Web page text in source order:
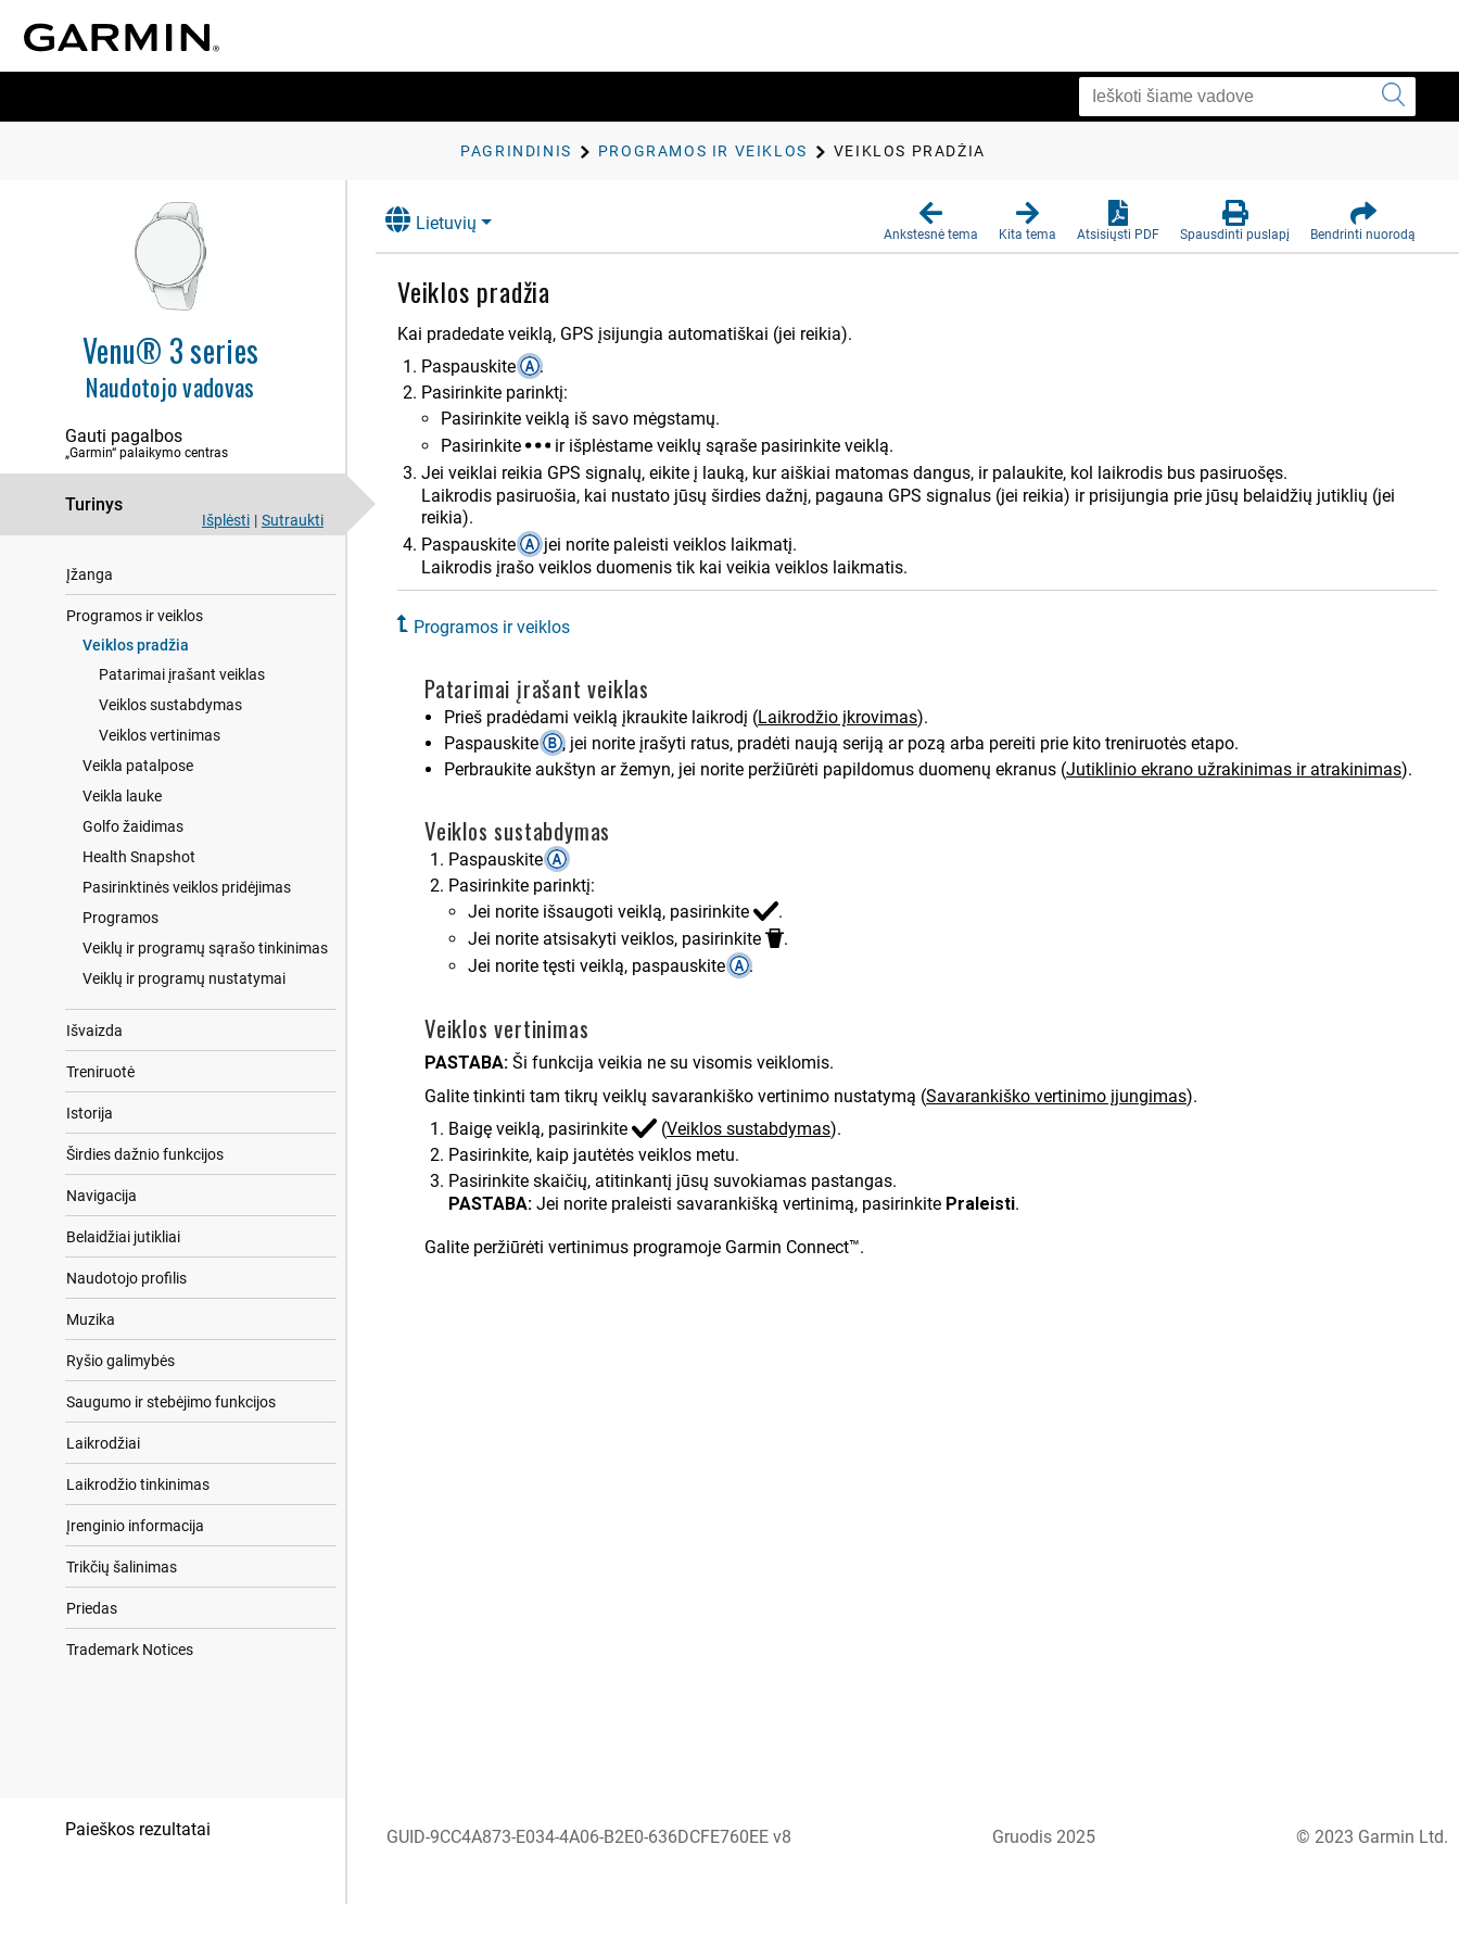
PAGRINDINIS PROGRAMOS IR VEIKLOS VEIKLOS PRADŽIA
Venu® 3 series
Naudotojo vadovas
Gauti pagalbos
„Garmin“ palaikymo centras
Turinys
Išplėsti | Sutraukti
Įžanga
Programos ir veiklos
Veiklos pradžia
Patarimai įrašant veiklas
Veiklos sustabdymas
Veiklos vertinimas
Veikla patalpose
Veikla lauke
Golfo žaidimas
Health Snapshot
Pasirinktinės veiklos pridėjimas
Programos
Veiklų ir programų sąrašo tinkinimas
Veiklų ir programų nustatymai
Išvaizda
Treniruotė
Istorija
Širdies dažnio funkcijos
Navigacija
Belaidžiai jutikliai
Naudotojo profilis
Muzika
Ryšio galimybės
Saugumo ir stebėjimo funkcijos
Laikrodžiai
Laikrodžio tinkinimas
Įrenginio informacija
Trikčių šalinimas
Priedas
Trademark Notices
Paieškos rezultatai
Lietuvių
Ankstesnė tema Kita tema Atsisiųsti PDF Spausdinti puslapį Bendrinti nuorodą
Veiklos pradžia
Kai pradedate veiklą, GPS įsijungia automatiškai (jei reikia).
Paspauskite
.
Pasirinkite parinktį:
Pasirinkite veiklą iš savo mėgstamų.
Pasirinkite
ir išplėstame veiklų sąraše pasirinkite veiklą.
Jei veiklai reikia GPS signalų, eikite į lauką, kur aiškiai matomas dangus, ir palaukite, kol laikrodis bus pasiruošęs.
Laikrodis pasiruošia, kai nustato jūsų širdies dažnį, pagauna GPS signalus (jei reikia) ir prisijungia prie jūsų belaidžių jutiklių (jei
reikia).
Paspauskite
jei norite paleisti veiklos laikmatį.
Laikrodis įrašo veiklos duomenis tik kai veikia veiklos laikmatis.
Programos ir veiklos
Patarimai įrašant veiklas
Prieš pradėdami veiklą įkraukite laikrodį (Laikrodžio įkrovimas).
Paspauskite
, jei norite įrašyti ratus, pradėti naują seriją ar pozą arba pereiti prie kito treniruotės etapo.
Perbraukite aukštyn ar žemyn, jei norite peržiūrėti papildomus duomenų ekranus (Jutiklinio ekrano užrakinimas ir atrakinimas).
Veiklos sustabdymas
Paspauskite
Pasirinkite parinktį:
Jei norite išsaugoti veiklą, pasirinkite
.
Jei norite atsisakyti veiklos, pasirinkite
.
Jei norite tęsti veiklą, paspauskite
.
Veiklos vertinimas
PASTABA: Ši funkcija veikia ne su visomis veiklomis.
Galite tinkinti tam tikrų veiklų savarankiško vertinimo nustatymą (Savarankiško vertinimo įjungimas).
Baigę veiklą, pasirinkite
(Veiklos sustabdymas).
Pasirinkite, kaip jautėtės veiklos metu.
Pasirinkite skaičių, atitinkantį jūsų suvokiamas pastangas.
PASTABA: Jei norite praleisti savarankišką vertinimą, pasirinkite Praleisti.
Galite peržiūrėti vertinimus programoje Garmin Connect™.
GUID-9CC4A873-E034-4A06-B2E0-636DCFE760EE v8 Gruodis 2025 © 2023 Garmin Ltd.